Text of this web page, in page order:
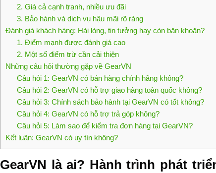
2. Giá cả cạnh tranh, nhiều ưu đãi
3. Bảo hành và dịch vụ hậu mãi rõ ràng
Đánh giá khách hàng: Hài lòng, tin tưởng hay còn băn khoăn?
1. Điểm mạnh được đánh giá cao
2. Một số điểm trừ cần cải thiện
Những câu hỏi thường gặp về GearVN
Câu hỏi 1: GearVN có bán hàng chính hãng không?
Câu hỏi 2: GearVN có hỗ trợ giao hàng toàn quốc không?
Câu hỏi 3: Chính sách bảo hành tại GearVN có tốt không?
Câu hỏi 4: GearVN có hỗ trợ trả góp không?
Câu hỏi 5: Làm sao để kiểm tra đơn hàng tại GearVN?
Kết luận: GearVN có uy tín không?
GearVN là ai? Hành trình phát